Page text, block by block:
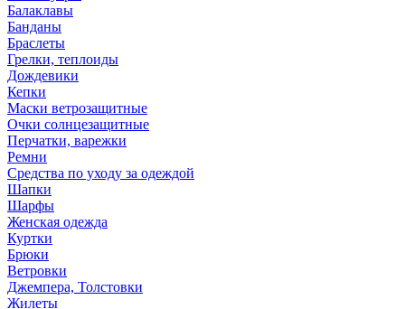
Балаклавы
Банданы
Браслеты
Грелки, теплоиды
Дождевики
Кепки
Маски ветрозащитные
Очки солнцезащитные
Перчатки, варежки
Ремни
Средства по уходу за одеждой
Шапки
Шарфы
Женская одежда
Куртки
Брюки
Ветровки
Джемпера, Толстовки
Жилеты